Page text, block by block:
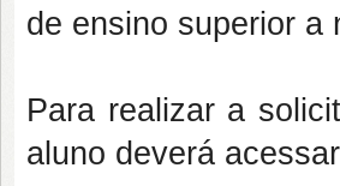
de ensino superior a
Para realizar a
aluno deverá